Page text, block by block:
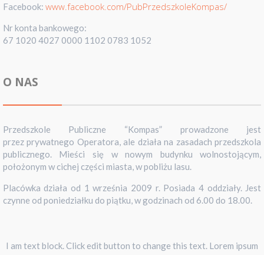
Facebook: www.facebook.com/PubPrzedszkoleKompas/
Nr konta bankowego:
67 1020 4027 0000 1102 0783 1052
O NAS
Przedszkole Publiczne “Kompas” prowadzone jest
przez prywatnego Operatora, ale działa na zasadach przedszkola
publicznego. Mieści się w nowym budynku wolnostojącym,
położonym w cichej części miasta, w pobliżu lasu.
Placówka działa od 1 września 2009 r. Posiada 4 oddziały. Jest
czynne od poniedziałku do piątku, w godzinach od 6.00 do 18.00.
I am text block. Click edit button to change this text. Lorem ipsum